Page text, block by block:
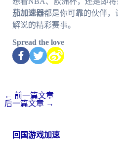
茄加速器都是你可靠的伙伴，
解说的精彩赛事。
Spread the love
← 前一篇文章
后一篇文章 →
回国游戏加速